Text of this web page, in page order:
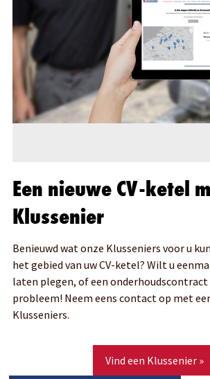
Een nieuwe CV-ketel
Klussenier
Benieuwd wat onze Klusseniers voor u
het gebied van uw CV-ketel? Wilt u
laten plegen, of een onderhoudscontract
probleem! Neem eens contact op met
Klusseniers.
Vind een Klussenier »